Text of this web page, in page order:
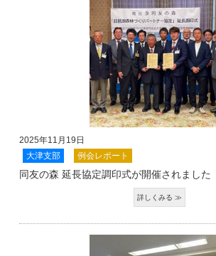
2025年11月19日
大津支部
例会レポート
同友の森 延長協定調印式が開催されました